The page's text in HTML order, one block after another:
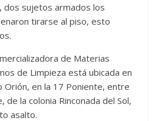
dos sujetos armados los
tirarse al piso, esto
de Materias
de Limpieza está ubicada en
Orión, en la 17 Poniente, entre
la colonia Rinconada del Sol,
asalto.